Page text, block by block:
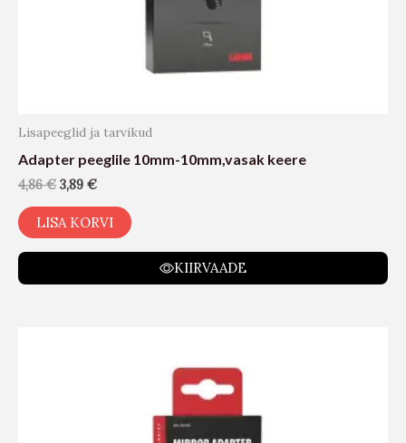
Lisapeeglid ja tarvikud
Adapter peeglile 10mm-10mm,vasak keere
4,86€ 3,89 €
LISA KORVI
KIIRVAADE